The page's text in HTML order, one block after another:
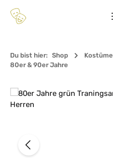
Zum Hauptinhalt springen
Du bist hier: Shop Kostüme
80er & 90er Jahre
Bildergalerie überspringen